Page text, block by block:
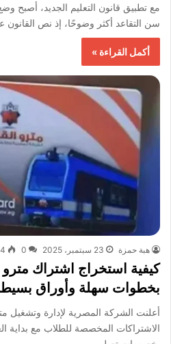
مع تطبيق قانون التعليم الجديد، أصبح
سن التقاعد أكثر وضوحًا، إذ نص
أكمل القراءة »
هبة حمزة 23 سبتمبر، 2025 0
4
بخطوات سهلة وأوراق
أعلنت الشركة المصرية لإدارة وتشغيل